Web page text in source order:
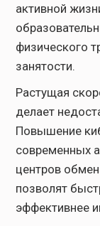
активной
физического
занятости.
Растущая
делает
Повышение
современных
центров
позволят
эффективнее